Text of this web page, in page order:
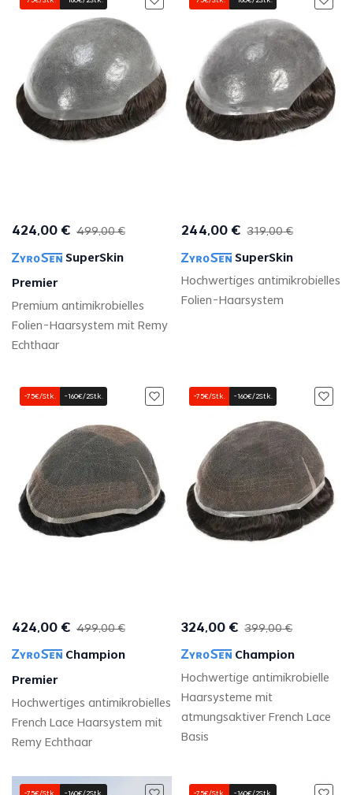
424,00 € 499,00 €
SuperSkin
Premier
Premium antimikrobielles
Folien-Haarsystem mit Remy
Echthaar
244,00 € 319,00 €
SuperSkin
Hochwertiges antimikrobielles
Folien-Haarsystem
-75€/Stk. -160€/2Stk.
424,00 € 499,00 €
Champion
Premier
Hochwertiges antimikrobielles
French Lace Haarsystem mit
Remy Echthaar
-75€/Stk. -160€/2Stk.
324,00 € 399,00 €
Champion
Hochwertige antimikrobielle
Haarsysteme mit
atmungsaktiver French Lace
Basis
-75€/Stk. -160€/2Stk. -75€/Stk. -160€/2Stk.